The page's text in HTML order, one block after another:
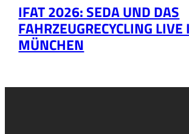
IFAT 2026: SEDA UND DAS
FAHRZEUGRECYCLING LIVE
MÜNCHEN